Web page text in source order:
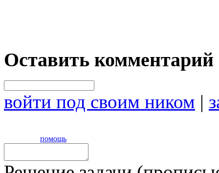
Оставить комментарий
войти под своим ником |
помощь